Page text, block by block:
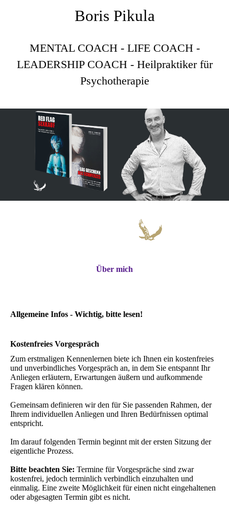
Boris Pikula
MENTAL COACH - LIFE COACH -
LEADERSHIP COACH - Heilpraktiker für
Psychotherapie
Über mich
Allgemeine Infos - Wichtig, bitte lesen!
Kostenfreies Vorgespräch
Zum erstmaligen Kennenlernen biete ich Ihnen ein kostenfreies
und unverbindliches Vorgespräch an, in dem Sie entspannt Ihr
Anliegen erläutern, Erwartungen äußern und aufkommende
Fragen klären können.
Gemeinsam definieren wir den für Sie passenden Rahmen, der
Ihrem individuellen Anliegen und Ihren Bedürfnissen optimal
entspricht.
Im darauf folgenden Termin beginnt mit der ersten Sitzung der
eigentliche Prozess.
Bitte beachten Sie: Termine für Vorgespräche sind zwar
kostenfrei, jedoch terminlich verbindlich einzuhalten und
einmalig. Eine zweite Möglichkeit für einen nicht eingehaltenen
oder abgesagten Termin gibt es nicht.